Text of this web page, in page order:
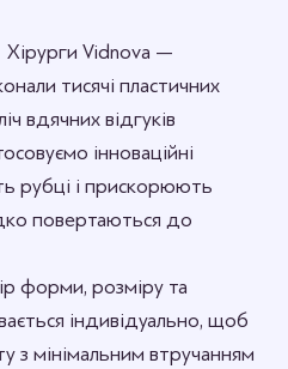
Хірурги Vidnova —
тисячі пластичних
вдячних відгуків
інноваційні
рубці і прискорюють
повертаються до
форми, розміру та
індивідуально, щоб
з мінімальним втручанням